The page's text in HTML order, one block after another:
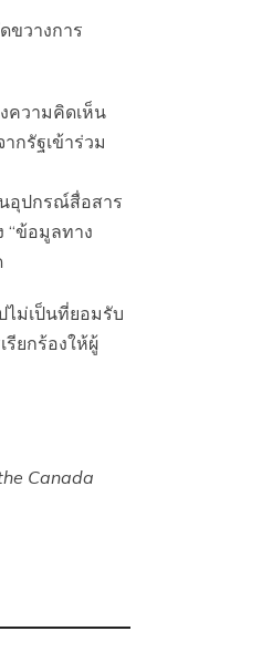
ขวางการ
ความคิดเห็น
กรัฐเข้าร่วม
อุปกรณ์สื่อสาร
ข้อมูลทาง
ม่เป็นที่ยอมรับ
ยกร้องให้ผู้
Canada